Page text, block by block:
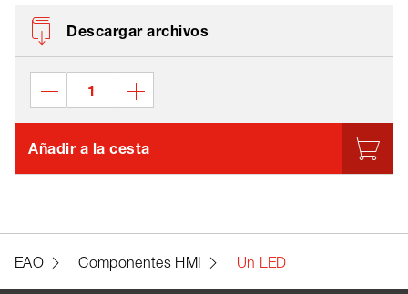
Descargar archivos
Añadir a la cesta
EAO Componentes HMI Un LED